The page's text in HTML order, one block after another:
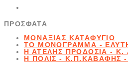
ΠΡΌΣΦΑΤΑ
ΜΟΝΑΞΙΆΣ ΚΑΤΑΦΎΓΙΟ
ΤΟ ΜΟΝΌΓΡΑΜΜΑ -
Η ΑΤΕΛΉΣ ΠΡΟΔΟΣΊΑ -
Η ΠΌΛΙΣ - Κ.Π.ΚΑΒΆΦΗΣ